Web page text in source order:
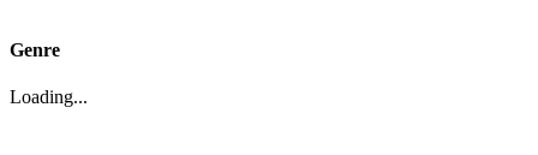
Genre
Loading...